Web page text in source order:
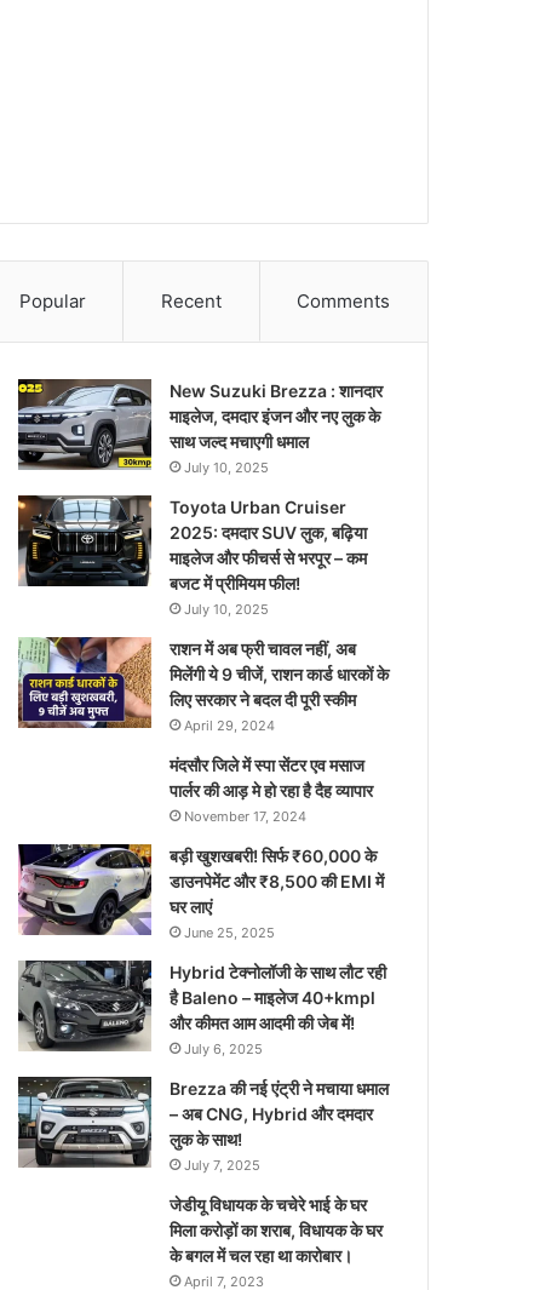
Popular Recent Comments
New Suzuki Brezza : शानदार
माइलेज, दमदार इंजन और नए लुक के
साथ जल्द मचाएगी धमाल
July 10, 2025
Toyota Urban Cruiser
2025: दमदार SUV लुक, बढ़िया
माइलेज और फीचर्स से भरपूर – कम
बजट में प्रीमियम फील!
July 10, 2025
राशन में अब फ्री चावल नहीं, अब
मिलेंगी ये 9 चीजें, राशन कार्ड धारकों के
लिए सरकार ने बदल दी पूरी स्कीम
April 29, 2024
मंदसौर जिले में स्पा सेंटर एव मसाज
पार्लर की आड़ मे हो रहा है दैह व्यापार
November 17, 2024
बड़ी खुशखबरी! सिर्फ ₹60,000 के
डाउनपेमेंट और ₹8,500 की EMI में
घर लाएं
June 25, 2025
Hybrid टेक्नोलॉजी के साथ लौट रही
है Baleno – माइलेज 40+kmpl
और कीमत आम आदमी की जेब में!
July 6, 2025
Brezza की नई एंट्री ने मचाया धमाल
– अब CNG, Hybrid और दमदार
लुक के साथ!
July 7, 2025
जेडीयू विधायक के चचेरे भाई के घर
मिला करोड़ों का शराब, विधायक के घर
के बगल में चल रहा था कारोबार।
April 7, 2023